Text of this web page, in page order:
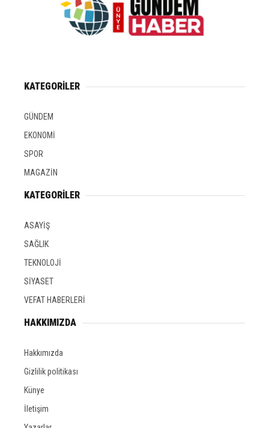
KATEGORİLER
GÜNDEM
EKONOMİ
SPOR
MAGAZİN
KATEGORİLER
ASAYİŞ
SAĞLIK
TEKNOLOJİ
SİYASET
VEFAT HABERLERİ
HAKKIMIZDA
Hakkımızda
Gizlilik politikası
Künye
İletişim